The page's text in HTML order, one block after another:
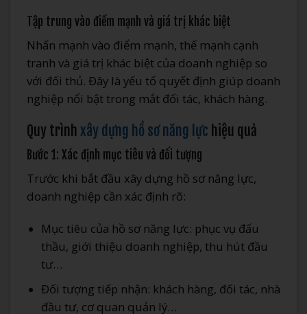
Tập trung vào điểm mạnh và giá trị khác biệt
Nhấn mạnh vào điểm mạnh, thế mạnh cạnh
tranh và giá trị khác biệt của doanh nghiệp so
với đối thủ. Đây là yếu tố quyết định giúp doanh
nghiệp nổi bật trong mắt đối tác, khách hàng.
Quy trình xây dựng hồ sơ năng lực hiệu quả
Bước 1: Xác định mục tiêu và đối tượng
Trước khi bắt đầu xây dựng hồ sơ năng lực,
doanh nghiệp cần xác định rõ:
Mục tiêu của hồ sơ năng lực: phục vụ đấu
thầu, giới thiệu doanh nghiệp, thu hút đầu
tư…
Đối tượng tiếp nhận: khách hàng, đối tác, nhà
đầu tư, cơ quan quản lý…